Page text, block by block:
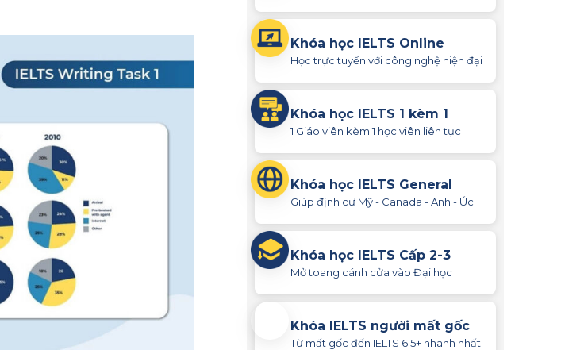
Khóa học IELTS Online
Học trực tuyến với công nghệ hiện đại
Khóa học IELTS 1 kèm 1
1 Giáo viên kèm 1 học viên liên tục
Khóa học IELTS General
Giúp định cư Mỹ - Canada - Anh - Úc
Khóa học IELTS Cấp 2-3
Mở toang cánh cửa vào Đại học
Khóa IELTS người mất gốc
Từ mất gốc đến IELTS 6.5+ nhanh nhất